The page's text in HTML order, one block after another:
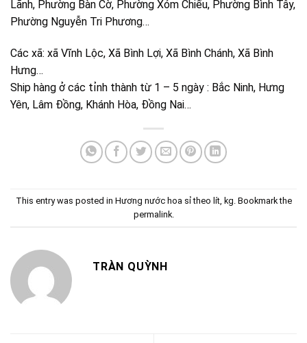
Lãnh, Phường Bàn Cờ, Phường Xóm Chiếu, Phường Bình Tây,
Phường Nguyễn Tri Phương…
Các xã: xã Vĩnh Lộc, Xã Bình Lợi, Xã Bình Chánh, Xã Bình
Hưng…
Ship hàng ở các tỉnh thành từ 1 – 5 ngày : Bắc Ninh, Hưng
Yên, Lâm Đồng, Khánh Hòa, Đồng Nai…
This entry was posted in Hương nước hoa sỉ theo lít, kg . Bookmark the
permalink.
TRÀN QUỲNH